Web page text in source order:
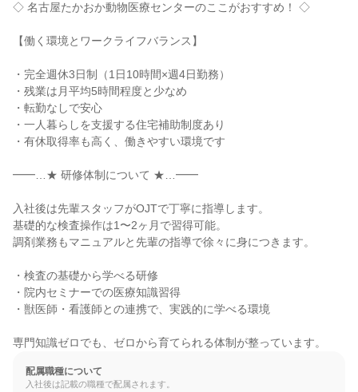
◇ 名古屋たかおか動物医療センターのここがおすすめ！ ◇
【働く環境とワークライフバランス】
・完全週休3日制（1日10時間×週4日勤務）
・残業は月平均5時間程度と少なめ
・転勤なしで安心
・一人暮らしを支援する住宅補助制度あり
・有休取得率も高く、働きやすい環境です
━━…★ 研修体制について ★…━━
入社後は先輩スタッフがOJTで丁寧に指導します。
基礎的な検査操作は1〜2ヶ月で習得可能。
調剤業務もマニュアルと先輩の指導で徐々に身につきます。
・検査の基礎から学べる研修
・院内セミナーでの医療知識習得
・獣医師・看護師との連携で、実践的に学べる環境
専門知識ゼロでも、ゼロから育てられる体制が整っています。
配属職種について
入社後は記載の職種で配属されます。